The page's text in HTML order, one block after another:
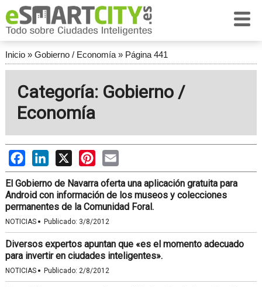
Inicio» Gobierno / Economía» Página 441
Categoría: Gobierno /
Economía
FacebookLinkedIn
X PinterestEmail
El Gobierno de Navarra oferta una aplicación gratuita para
Android con información de los museos y colecciones
permanentes de la Comunidad Foral.
NOTICIAS · Publicado: 3/8/2012
Diversos expertos apuntan que «es el momento adecuado
para invertir en ciudades inteligentes».
NOTICIAS · Publicado: 2/8/2012